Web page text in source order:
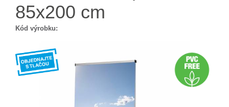
85x200 cm
Kód výrobku: